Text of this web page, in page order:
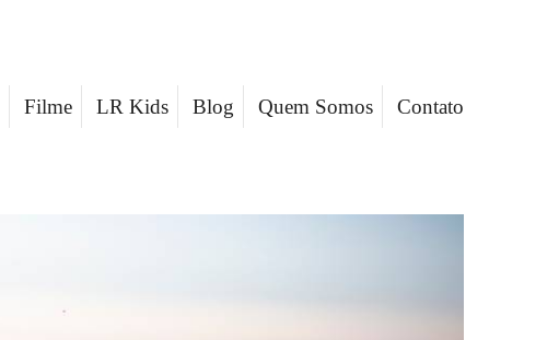
Filme LR Kids Blog Quem Somos Contato